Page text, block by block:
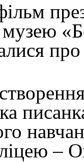
музею
про
–